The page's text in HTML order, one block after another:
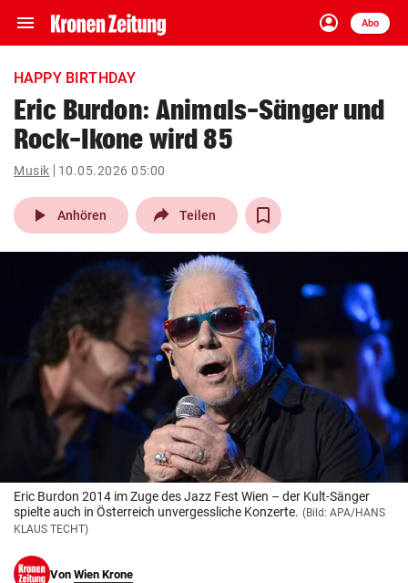
menu Navigation
ein-/ausklappen
account_circle
Anmelden
Abo
close Schließen
account_circle Anmelden
pin_drop
Wien arrow_right
bookmark
Suchbegriff
eingeben
© Krone Multimedia GmbH & Co KG 2026
Muthgasse 2, 1190 Wien
HAPPY BIRTHDAY
Eric Burdon: Animals-Sänger und
Rock-Ikone wird 85
Musik 10.05.2026 05:00
play_arrow Anhören Teilen
Eric Burdon 2014 im Zuge des Jazz Fest Wien – der Kult-Sänger
spielte auch in Österreich unvergessliche Konzerte. (Bild: APA/HANS
KLAUS TECHT)
Von Wien Krone